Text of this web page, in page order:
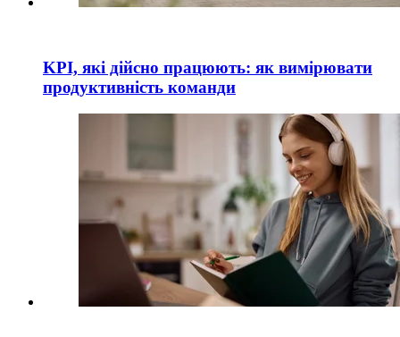
KPI, які дійсно працюють: як вимірювати
продуктивність команди